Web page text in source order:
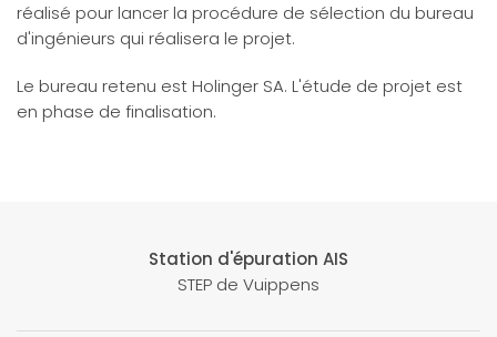
réalisé pour lancer la procédure de sélection du bureau
d'ingénieurs qui réalisera le projet.
Le bureau retenu est Holinger SA. L'étude de projet est
en phase de finalisation.
Station d'épuration AIS
STEP de Vuippens